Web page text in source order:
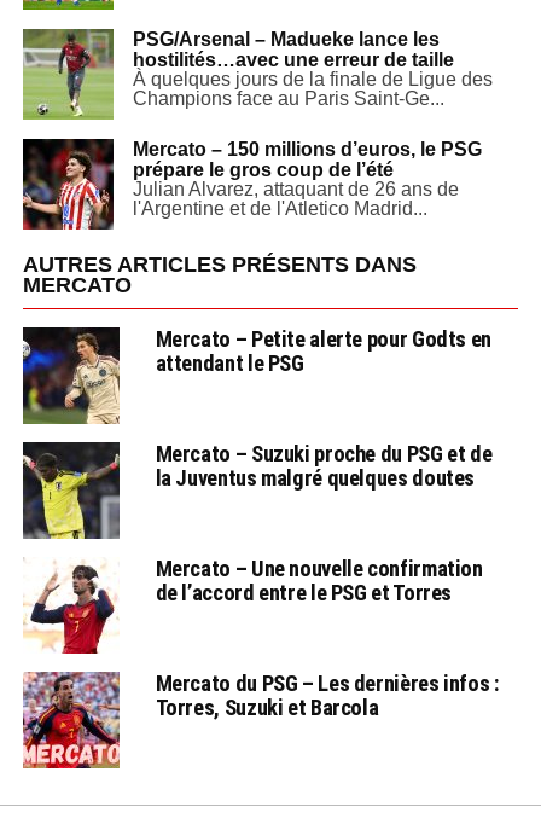
PSG/Arsenal – Madueke lance les
hostilités…avec une erreur de taille
À quelques jours de la finale de Ligue des
Champions face au Paris Saint-Ge...
Mercato – 150 millions d’euros, le PSG
prépare le gros coup de l’été
Julian Alvarez, attaquant de 26 ans de
l'Argentine et de l'Atletico Madrid...
AUTRES ARTICLES PRÉSENTS DANS
MERCATO
Mercato – Petite alerte pour Godts en
attendant le PSG
Mercato – Suzuki proche du PSG et de
la Juventus malgré quelques doutes
Mercato – Une nouvelle confirmation
de l’accord entre le PSG et Torres
Mercato du PSG – Les dernières infos :
Torres, Suzuki et Barcola